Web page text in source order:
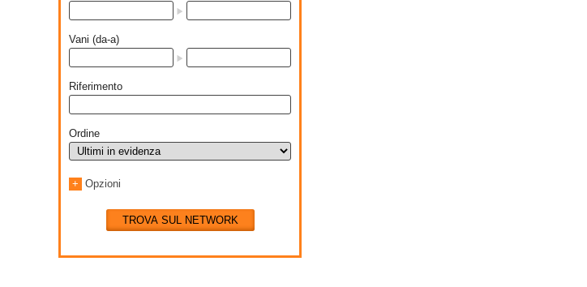
Vani (da-a)
Riferimento
Ordine
+ Opzioni
TROVA SUL NETWORK